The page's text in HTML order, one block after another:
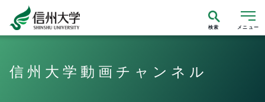
メニュー
検索
信州大学動画チャンネル